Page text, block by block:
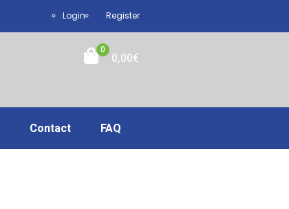
Login Register
0
0,00€
Contact FAQ